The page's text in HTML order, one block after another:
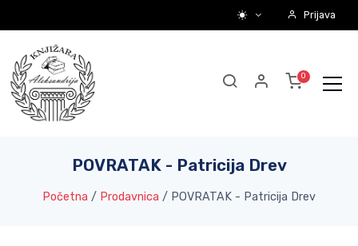
Prijava
POVRATAK - Patricija Drev
Početna / Prodavnica / POVRATAK - Patricija Drev